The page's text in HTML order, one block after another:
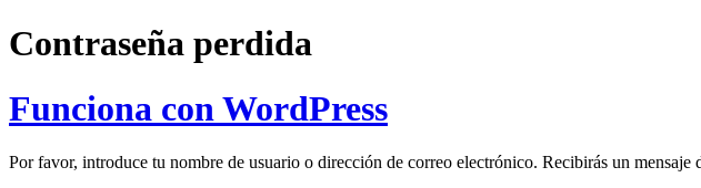
Contraseña perdida
Funciona con WordPress
Por favor, introduce tu nombre de usuario o dirección de correo electrónico. Recibirás un